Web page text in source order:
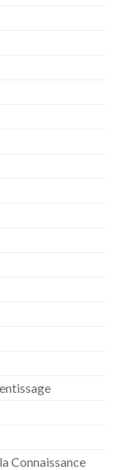
Connaissance